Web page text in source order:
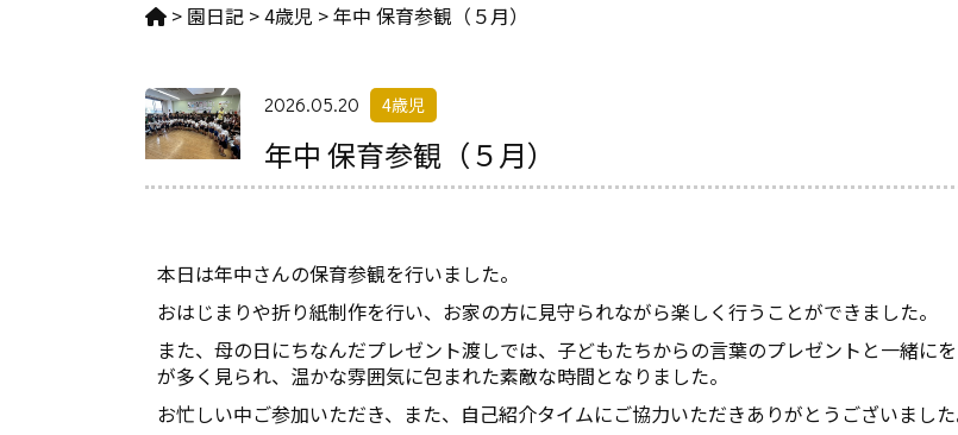
> 園日記 >4歳児 >年中 保育参観（５月）
2026.05.20 4歳児
年中 保育参観（５月）
本日は年中さんの保育参観を行いました。
おはじまりや折り紙制作を行い、お家の方に見守られながら楽しく行うことができました。
また、母の日にちなんだプレゼント渡しでは、子どもたちからの言葉のプレゼントと一緒に
が多く見られ、温かな雰囲気に包まれた素敵な時間となりました。
お忙しい中ご参加いただき、また、自己紹介タイムにご協力いただきありがとうございました